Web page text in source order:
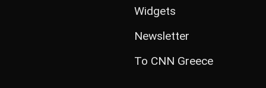
Widgets
Newsletter
Το CNN Greece